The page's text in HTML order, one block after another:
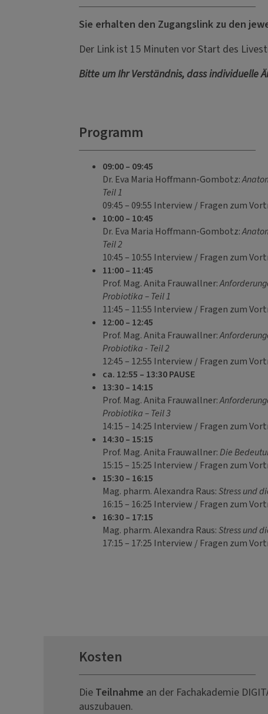
Sie erhalten den Zugangslink zu den
Der Link ist 15 Minuten vor Start des
Bitte um Ihr Verständnis, dass individuelle
Programm
09:00 – 09:45
Dr. Eva Maria Hoffmann-Gombotz:
Teil 1
09:45 – 09:55 Interview / Fragen zum
10:00 – 10:45
Dr. Eva Maria Hoffmann-Gombotz:
Teil 2
10:45 – 10:55 Interview / Fragen zum
11:00 – 11:45
Prof. Mag. Anita Frauwallner:
Probiotika – Teil 1
11:45 – 11:55 Interview / Fragen zum
12:00 – 12:45
Prof. Mag. Anita Frauwallner:
Probiotika - Teil 2
12:45 – 12:55 Interview / Fragen zum
ca. 12:55 – 13:30 PAUSE
13:30 – 14:15
Prof. Mag. Anita Frauwallner:
Probiotika – Teil 3
14:15 – 14:25 Interview / Fragen zum
14:30 – 15:15
Prof. Mag. Anita Frauwallner:Die
15:15 – 15:25 Interview / Fragen zum
15:30 – 16:15
Mag. pharm. Alexandra Raus:Stress und
16:15 – 16:25 Interview / Fragen zum
16:30 – 17:15
Mag. pharm. Alexandra Raus:Stress und
17:15 – 17:25 Interview / Fragen zum
Kosten
Die Teilnahme an der Fachakademie
auszubauen.